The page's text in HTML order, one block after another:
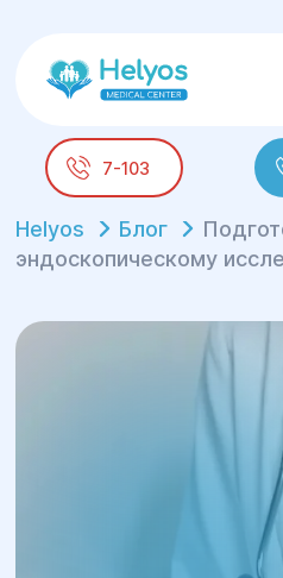
7-103
Helyos Блог
эндоскопическому